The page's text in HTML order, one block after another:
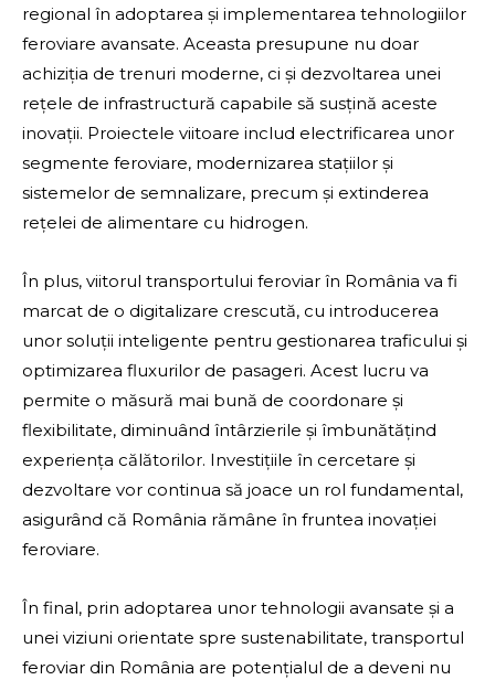
regional în adoptarea și implementarea tehnologiilor
feroviare avansate. Aceasta presupune nu doar
achiziția de trenuri moderne, ci și dezvoltarea unei
rețele de infrastructură capabile să susțină aceste
inovații. Proiectele viitoare includ electrificarea unor
segmente feroviare, modernizarea stațiilor și
sistemelor de semnalizare, precum și extinderea
rețelei de alimentare cu hidrogen.
În plus, viitorul transportului feroviar în România va fi
marcat de o digitalizare crescută, cu introducerea
unor soluții inteligente pentru gestionarea traficului și
optimizarea fluxurilor de pasageri. Acest lucru va
permite o măsură mai bună de coordonare și
flexibilitate, diminuând întârzierile și îmbunătățind
experiența călătorilor. Investițiile în cercetare și
dezvoltare vor continua să joace un rol fundamental,
asigurând că România rămâne în fruntea inovației
feroviare.
În final, prin adoptarea unor tehnologii avansate și a
unei viziuni orientate spre sustenabilitate, transportul
feroviar din România are potențialul de a deveni nu